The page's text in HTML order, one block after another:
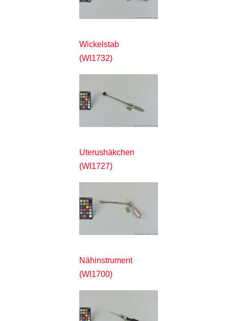
Wickelstab
(WI1732)
Uterushäkchen
(WI1727)
Nähinstrument
(WI1700)